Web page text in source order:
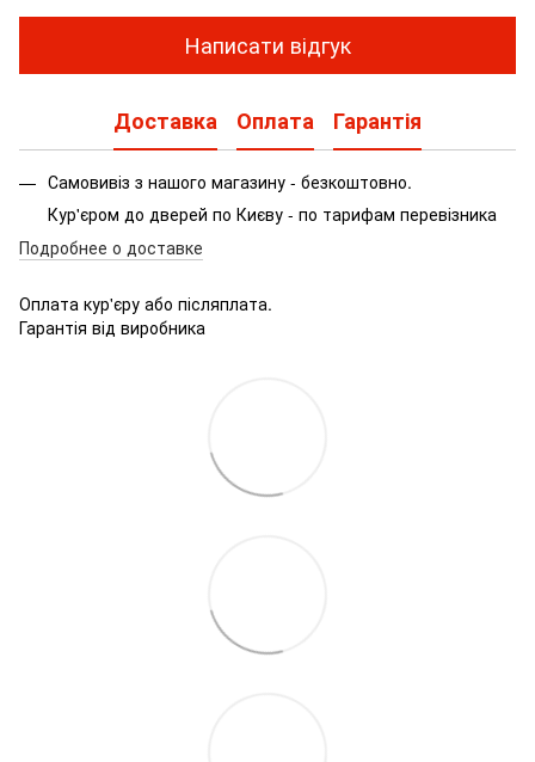
Написати відгук
Доставка Оплата Гарантія
Самовивіз з нашого магазину - безкоштовно.
Кур'єром до дверей по Києву - по тарифам перевізника
Подробнее о доставке
Оплата кур'єру або післяплата.
Гарантія від виробника